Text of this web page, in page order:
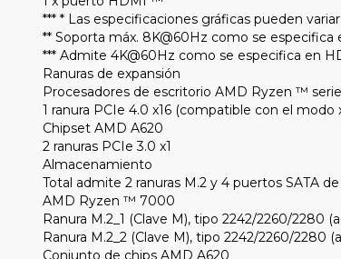
*** * Las especificaciones gráficas pueden
** Soporta máx. 8K@60Hz como se especifica
*** Admite 4K@60Hz como se especifica en
Ranuras de expansión
Procesadores de escritorio AMD Ryzen ™
1 ranura PCIe 4.0 x16 (compatible con el modo
Chipset AMD A620
2 ranuras PCIe 3.0 x1
Almacenamiento
Total admite 2 ranuras M.2 y 4 puertos SATA
AMD Ryzen ™ 7000
Ranura M.2_1 (Clave M), tipo 2242/2260/2280
Ranura M.2_2 (Clave M), tipo 2242/2260/2280
Conjunto de chips AMD A620